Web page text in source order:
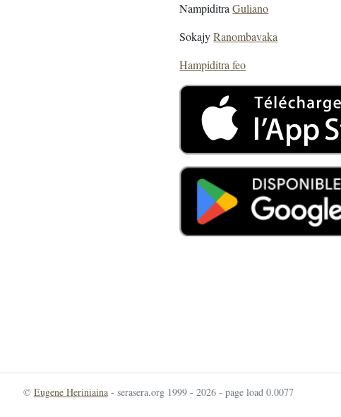
NampiditraGuliano
SokajyRanombavaka
Hampiditra feo
© Eugene Heriniaina- serasera.org 1999 - 2026 - page load 0.0077